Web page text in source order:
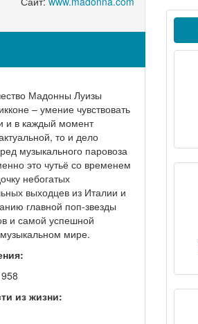
Мадонны Луизы
– умение чувствовать
и в каждый момент
то и дело
музыкального паровоза
это чутьё со временем
небогатых
выходцев из Италии и
главной поп-звезды
и самой успешной
мире.
из жизни: